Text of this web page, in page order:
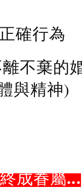
確行為
不棄的
與精神)
成眷屬...